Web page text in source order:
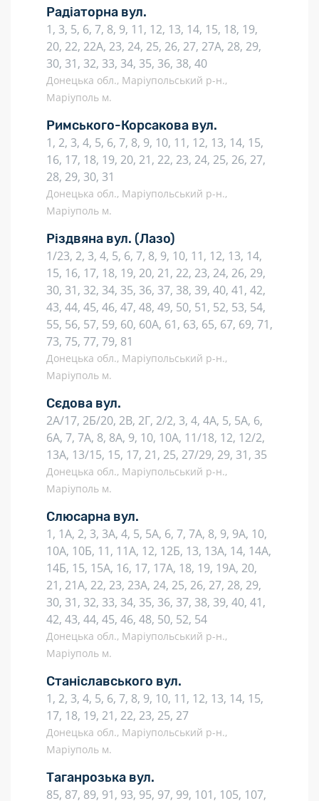
Радіаторна вул.
1, 3, 5, 6, 7, 8, 9, 11, 12, 13, 14, 15, 18, 19,
20, 22, 22А, 23, 24, 25, 26, 27, 27А, 28, 29,
30, 31, 32, 33, 34, 35, 36, 38, 40
Донецька обл., Маріупольський р-н.,
Маріуполь м.
Римського-Корсакова вул.
1, 2, 3, 4, 5, 6, 7, 8, 9, 10, 11, 12, 13, 14, 15,
16, 17, 18, 19, 20, 21, 22, 23, 24, 25, 26, 27,
28, 29, 30, 31
Донецька обл., Маріупольський р-н.,
Маріуполь м.
Різдвяна вул. (Лазо)
1/23, 2, 3, 4, 5, 6, 7, 8, 9, 10, 11, 12, 13, 14,
15, 16, 17, 18, 19, 20, 21, 22, 23, 24, 26, 29,
30, 31, 32, 34, 35, 36, 37, 38, 39, 40, 41, 42,
43, 44, 45, 46, 47, 48, 49, 50, 51, 52, 53, 54,
55, 56, 57, 59, 60, 60А, 61, 63, 65, 67, 69, 71,
73, 75, 77, 79, 81
Донецька обл., Маріупольський р-н.,
Маріуполь м.
Сєдова вул.
2А/17, 2Б/20, 2В, 2Г, 2/2, 3, 4, 4А, 5, 5А, 6,
6А, 7, 7А, 8, 8А, 9, 10, 10А, 11/18, 12, 12/2,
13А, 13/15, 15, 17, 21, 25, 27/29, 29, 31, 35
Донецька обл., Маріупольський р-н.,
Маріуполь м.
Слюсарна вул.
1, 1А, 2, 3, 3А, 4, 5, 5А, 6, 7, 7А, 8, 9, 9А, 10,
10А, 10Б, 11, 11А, 12, 12Б, 13, 13А, 14, 14А,
14Б, 15, 15А, 16, 17, 17А, 18, 19, 19А, 20,
21, 21А, 22, 23, 23А, 24, 25, 26, 27, 28, 29,
30, 31, 32, 33, 34, 35, 36, 37, 38, 39, 40, 41,
42, 43, 44, 45, 46, 48, 50, 52, 54
Донецька обл., Маріупольський р-н.,
Маріуполь м.
Станіславського вул.
1, 2, 3, 4, 5, 6, 7, 8, 9, 10, 11, 12, 13, 14, 15,
17, 18, 19, 21, 22, 23, 25, 27
Донецька обл., Маріупольський р-н.,
Маріуполь м.
Таганрозька вул.
85, 87, 89, 91, 93, 95, 97, 99, 101, 105, 107,